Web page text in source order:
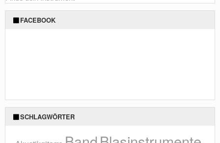
FACEBOOK
SCHLAGWÖRTER